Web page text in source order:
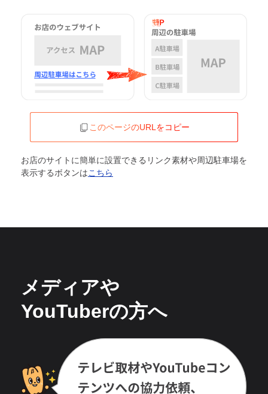
このページのURLをコピー
お店のサイトに簡単に設置できるリンク素材や周辺駐車場を
表示するボタンはこちら
メディアや
YouTuberの方へ